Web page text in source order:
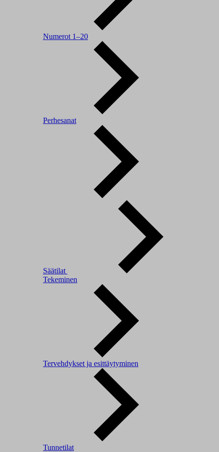
Numerot 1–20
Perhesanat
Säätilat
Tekeminen
Tervehdykset ja esittäytyminen
Tunnetilat